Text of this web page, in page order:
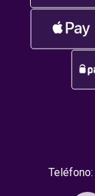
Teléfono: